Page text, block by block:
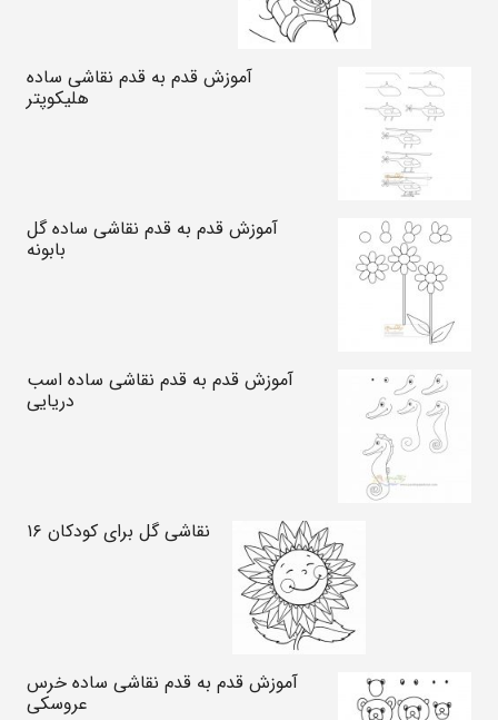
آموزش قدم به قدم نقاشی ساده
هلیکوپتر
آموزش قدم به قدم نقاشی ساده گل
بابونه
آموزش قدم به قدم نقاشی ساده اسب
دریایی
نقاشی گل برای کودکان ۱۶
آموزش قدم به قدم نقاشی ساده خرس
عروسکی